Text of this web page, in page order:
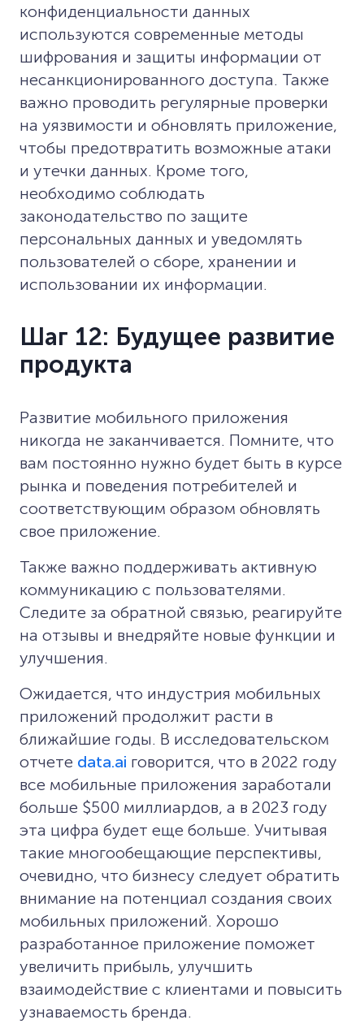
конфиденциальности данных
используются современные методы
шифрования и защиты информации от
несанкционированного доступа. Также
важно проводить регулярные проверки
на уязвимости и обновлять приложение,
чтобы предотвратить возможные атаки
и утечки данных. Кроме того,
необходимо соблюдать
законодательство по защите
персональных данных и уведомлять
пользователей о сборе, хранении и
использовании их информации.
Шаг 12: Будущее развитие
продукта
Развитие мобильного приложения
никогда не заканчивается. Помните, что
вам постоянно нужно будет быть в курсе
рынка и поведения потребителей и
соответствующим образом обновлять
свое приложение.
Также важно поддерживать активную
коммуникацию с пользователями.
Следите за обратной связью, реагируйте
на отзывы и внедряйте новые функции и
улучшения.
Ожидается, что индустрия мобильных
приложений продолжит расти в
ближайшие годы. В исследовательском
отчете data.ai говорится, что в 2022 году
все мобильные приложения заработали
больше $500 миллиардов, а в 2023 году
эта цифра будет еще больше. Учитывая
такие многообещающие перспективы,
очевидно, что бизнесу следует обратить
внимание на потенциал создания своих
мобильных приложений. Хорошо
разработанное приложение поможет
увеличить прибыль, улучшить
взаимодействие с клиентами и повысить
узнаваемость бренда.